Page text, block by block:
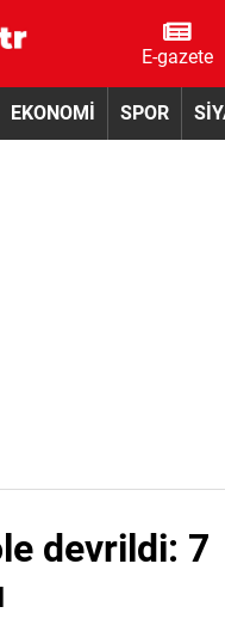
E-gazete
EKONOMİ SPOR
devrildi: 7